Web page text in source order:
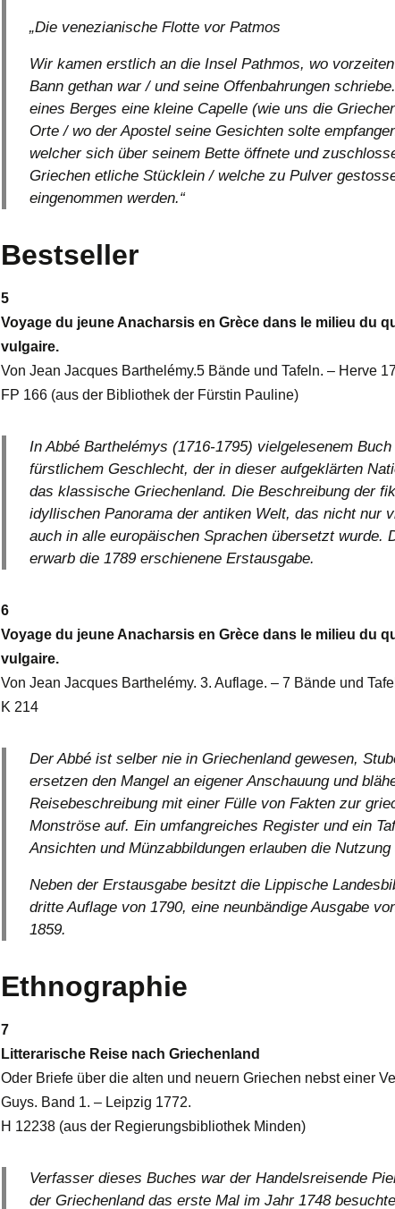
„Die venezianische Flotte vor Patmos
Wir kamen erstlich an die Insel Pathmos, wo
Bann gethan war / und seine Offenbahrungen
eines Berges eine kleine Capelle (wie uns die
Orte / wo der Apostel seine Gesichten solte
welcher sich über seinem Bette öffnete und
Griechen etliche Stücklein / welche zu Pulver
eingenommen werden.“
Bestseller
5
Voyage du jeune Anacharsis en Grèce dans le milieu du
vulgaire.
Von Jean Jacques Barthelémy.5 Bände und Tafeln. – Herve
FP 166 (aus der Bibliothek der Fürstin Pauline)
In Abbé Barthelémys (1716-1795) vielgelesenem
fürstlichem Geschlecht, der in dieser aufgeklärten
das klassische Griechenland. Die Beschreibung der
idyllischen Panorama der antiken Welt, das nicht nur
auch in alle europäischen Sprachen übersetzt wurde.
erwarb die 1789 erschienene Erstausgabe.
6
Voyage du jeune Anacharsis en Grèce dans le milieu du
vulgaire.
Von Jean Jacques Barthelémy. 3. Auflage. – 7 Bände und
K 214
Der Abbé ist selber nie in Griechenland gewesen,
ersetzen den Mangel an eigener Anschauung und
Reisebeschreibung mit einer Fülle von Fakten zur
Monströse auf. Ein umfangreiches Register und ein
Ansichten und Münzabbildungen erlauben die
Neben der Erstausgabe besitzt die Lippische
dritte Auflage von 1790, eine neunbändige Ausgabe
1859.
Ethnographie
7
Litterarische Reise nach Griechenland
Oder Briefe über die alten und neuern Griechen nebst einer
Guys. Band 1. – Leipzig 1772.
H 12238 (aus der Regierungsbibliothek Minden)
Verfasser dieses Buches war der Handelsreisende
der Griechenland das erste Mal im Jahr 1748